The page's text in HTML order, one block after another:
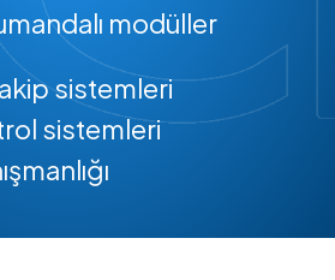
modüller
sistemleri
sistemleri